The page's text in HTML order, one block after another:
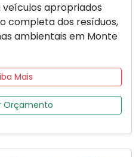
veículos apropriados
completa dos resíduos,
ambientais em Monte
Mais
Orçamento